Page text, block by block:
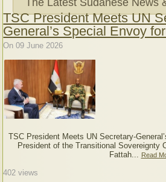
TSC President Meets UN
General’s Special Envoy
On 09 June 2026
TSC President Meets UN Secretary-
President of the Transitional Sovereignty
Fattah...
Read
402 views